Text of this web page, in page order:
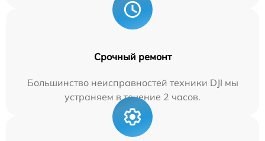
Срочный ремонт
Большинство неисправностей техники DJI мы
устраняем в течение 2 часов.